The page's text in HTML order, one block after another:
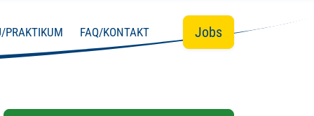
PRAKTIKUM FAQ/KONTAKT Jobs